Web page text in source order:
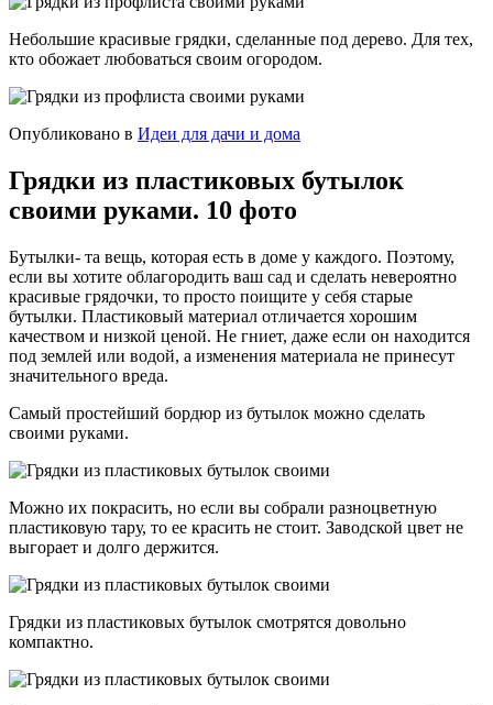
Небольшие красивые грядки, сделанные под дерево. Для тех,
кто обожает любоваться своим огородом.
Опубликовано в Идеи для дачи и дома
Грядки из пластиковых бутылок
своими руками. 10 фото
Бутылки- та вещь, которая есть в доме у каждого. Поэтому,
если вы хотите облагородить ваш сад и сделать невероятно
красивые грядочки, то просто поищите у себя старые
бутылки. Пластиковый материал отличается хорошим
качеством и низкой ценой. Не гниет, даже если он находится
под землей или водой, а изменения материала не принесут
значительного вреда.
Самый простейший бордюр из бутылок можно сделать
своими руками.
Можно их покрасить, но если вы собрали разноцветную
пластиковую тару, то ее красить не стоит. Заводской цвет не
выгорает и долго держится.
Грядки из пластиковых бутылок смотрятся довольно
компактно.